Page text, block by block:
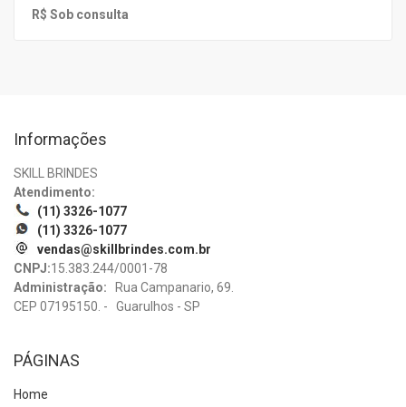
R$ Sob consulta
Informações
SKILL BRINDES
Atendimento:
(11) 3326-1077
(11) 3326-1077
vendas@skillbrindes.com.br
CNPJ:15.383.244/0001-78
Administração: Rua Campanario, 69.
CEP 07195150. - Guarulhos - SP
PÁGINAS
Home